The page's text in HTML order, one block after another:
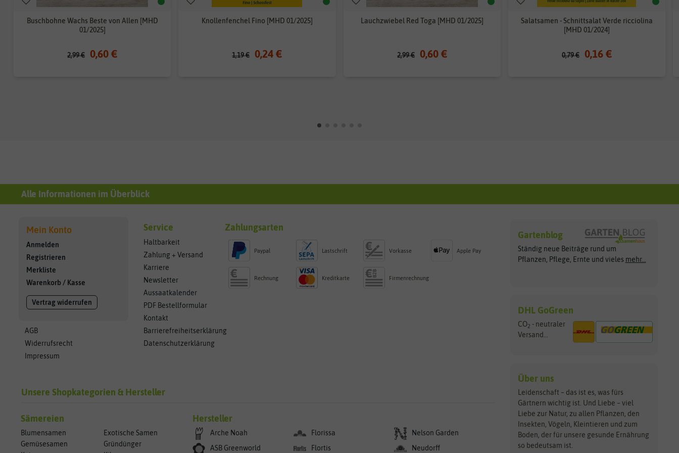
Buschbohne Wachs Beste von Allen [MHD
01/2025]
2,99 € 0,60 €
Knollenfenchel Fino [MHD 01/2025]
1,19 € 0,24 €
Lauchzwiebel Red Toga [MHD 01/2025]
2,99 € 0,60 €
Salatsamen - Schnittsalat Verde ricciolina
[MHD 01/2024]
0,79 € 0,16 €
Alle Informationen im Überblick
Mein Konto
Anmelden
Registrieren
Merkliste
Warenkorb / Kasse
Vertrag widerrufen
AGB
Widerrufsrecht
Impressum
Service
Haltbarkeit
Zahlung + Versand
Karriere
Newsletter
Aussaatkalender
PDF Bestellformular
Kontakt
Barrierefreiheitserklärung
Datenschutzerklärung
Zahlungsarten
Paypal Lastschrift Vorkasse Apple Pay
Rechnung Kreditkarte Firmenrechnung
Unsere Shopkategorien & Hersteller
Sämereien
Blumensamen
Exotische Samen
Gemüsesamen
Gründünger
Hersteller
Arche Noah
ASB Greenworld
Florissa
Flortis
Nelson Garden
Neudorff
Gartenblog
Ständig neue Beiträge rund um
Pflanzen, Pflege, Ernte und vieles mehr...
DHL GoGreen
CO2 - neutraler
Versand...
Über uns
Leidenschaft – das ist es, was fürs
Gärtnern wichtig ist. Und Liebe – viel
Liebe zur Natur, zu allen Pflanzen, den
Insekten, Vögeln, Kleintieren und zum
Boden, der für unsere gesunde Ernährung
so bedeutsam ist.